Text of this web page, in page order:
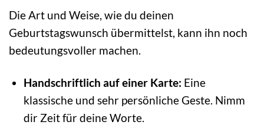
Die Art und Weise, wie du deinen
Geburtstagswunsch übermittelst, kann ihn noch
bedeutungsvoller machen.
Handschriftlich auf einer Karte: Eine
klassische und sehr persönliche Geste. Nimm
dir Zeit für deine Worte.